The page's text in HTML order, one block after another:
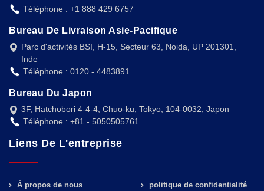
Téléphone : +1 888 429 6757
Bureau De Livraison Asie-Pacifique
Parc d'activités BSI, H-15, Secteur 63, Noida, UP 201301,
Inde
Téléphone : 0120 - 4483891
Bureau Du Japon
3F, Hatchobori 4-4-4, Chuo-ku, Tokyo, 104-0032, Japon
Téléphone : +81 - 5050505761
Liens De L'entreprise
À propos de nous politique de confidentialité